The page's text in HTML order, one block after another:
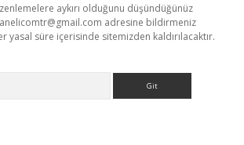
aykırı olduğunu düşündüğünüz
adresine bildirmeniz
yasal süre içerisinde sitemizden kaldırılacaktır.